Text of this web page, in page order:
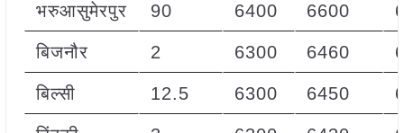
भरुआसुमेरपुर 90 6400 6600
बिजनौर 2 6300 6460
बिल्सी 12.5 6300 6450